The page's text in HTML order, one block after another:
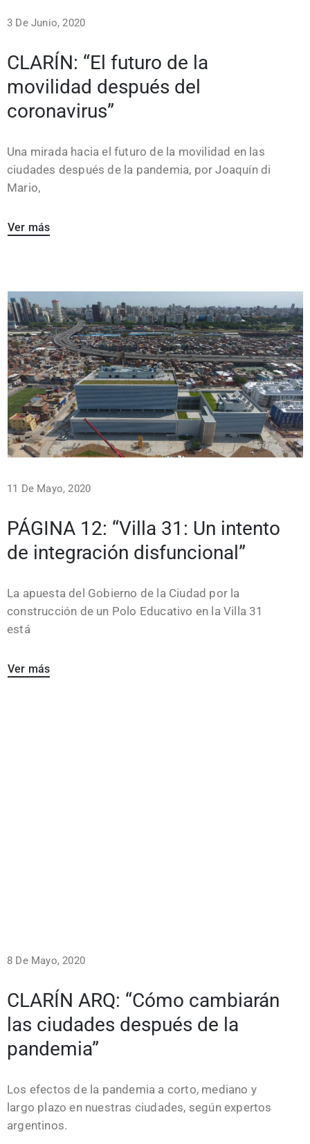
3 De Junio, 2020
CLARÍN: “El futuro de la
movilidad después del
coronavirus”
Una mirada hacia el futuro de la movilidad en las
ciudades después de la pandemia, por Joaquín di
Mario,
Ver más
11 De Mayo, 2020
PÁGINA 12: “Villa 31: Un intento
de integración disfuncional”
La apuesta del Gobierno de la Ciudad por la
construcción de un Polo Educativo en la Villa 31
está
Ver más
8 De Mayo, 2020
CLARÍN ARQ: “Cómo cambiarán
las ciudades después de la
pandemia”
Los efectos de la pandemia a corto, mediano y
largo plazo en nuestras ciudades, según expertos
argentinos.